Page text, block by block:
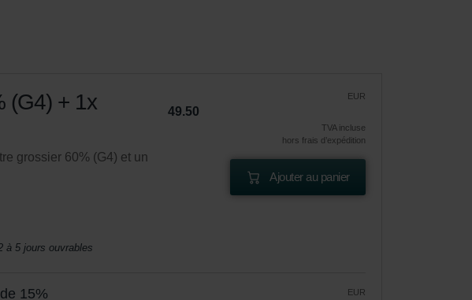
(G4) + 1x
grossier 60% (G4) et un
à 5 jours ouvrables
EUR
49.50
TVA incluse
hors frais d’expédition
Ajouter au panier
15% EUR